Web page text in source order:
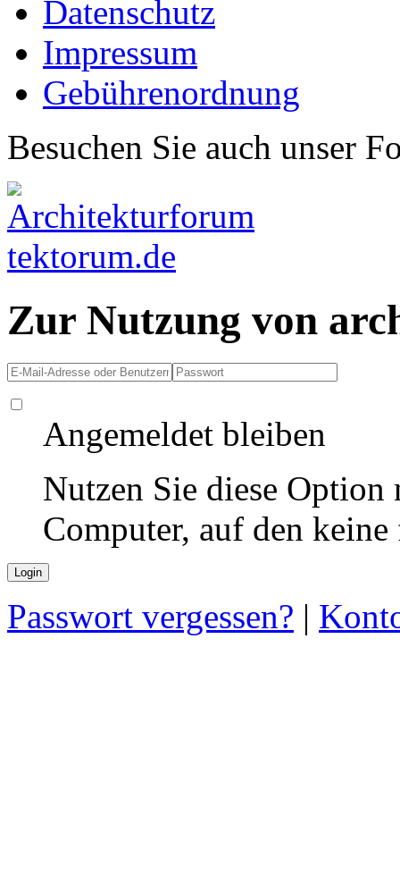
Datenschutz
Impressum
Gebührenordnung
Besuchen Sie auch unser
Zur Nutzung von
Angemeldet bleiben
Nutzen Sie diese
Computer, auf den
Passwort vergessen? |